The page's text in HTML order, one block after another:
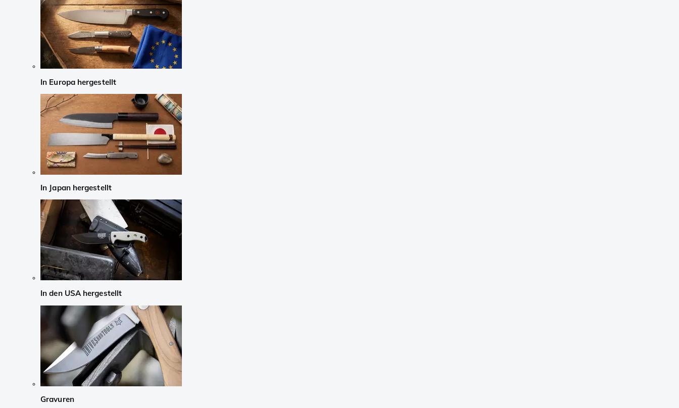
In Europa hergestellt
In Japan hergestellt
In den USA hergestellt
Gravuren